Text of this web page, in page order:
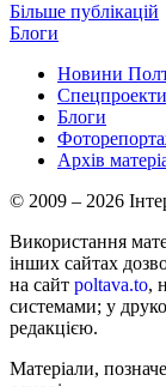
Більше публікацій
Блоги
Новини
Спецпроекти
Блоги
Архів
© 2009 – 2026
Використання
інших сайтах
на сайт poltava.to,
системами; у
редакцією.
Матеріали,